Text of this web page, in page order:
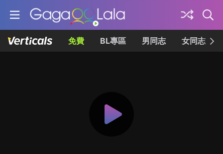
免費 BL專區 男同志 女同志